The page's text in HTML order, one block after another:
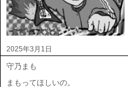
2025年3月1日
守乃まも
まもってほしいの。